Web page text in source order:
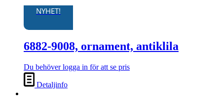
NYHET!
6882-9008, ornament, antiklila
Du behöver logga in för att se pris
Detaljinfo